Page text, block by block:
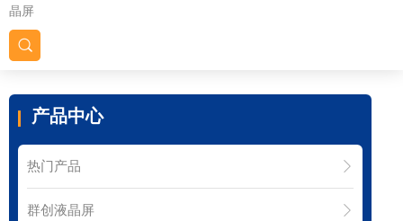
晶屏
产品中心
热门产品
群创液晶屏